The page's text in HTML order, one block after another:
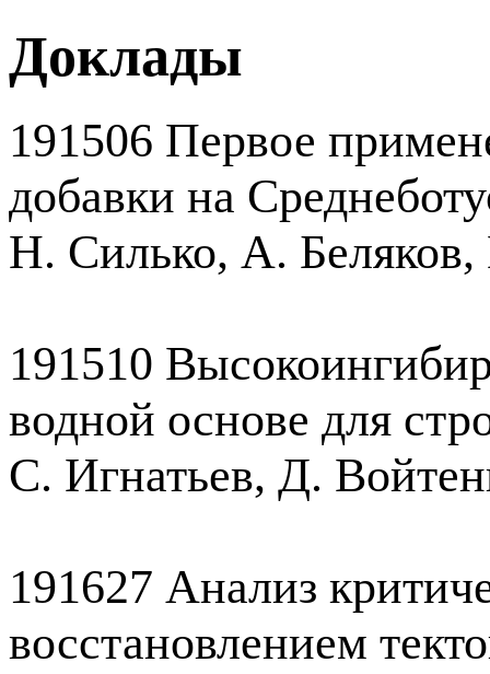
Доклады
191506 Первое
добавки на
Н. Силько, А.
191510
водной основе для
С. Игнатьев, Д.
191627 Анализ
восстановлением